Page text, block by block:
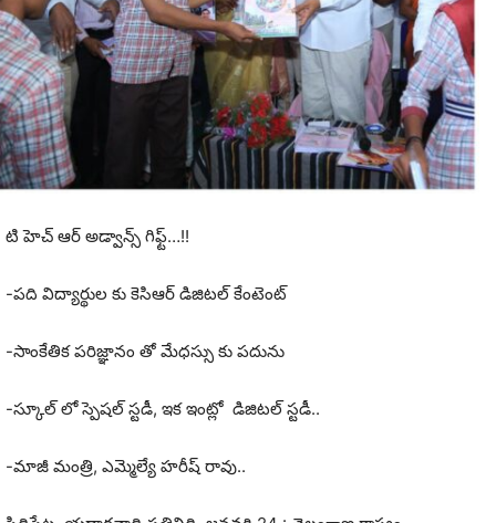
టి హెచ్ ఆర్ అడ్వాన్స్ గిఫ్ట్…!!
-పది విద్యార్థుల కు కెసిఆర్ డిజిటల్ కేంటెంట్
-సాంకేతిక పరిజ్ఞానం తో మేధస్సు కు పదును
-స్కూల్ లో స్పెషల్ స్టడీ, ఇక ఇంట్లో డిజిటల్ స్టడీ..
-మాజీ మంత్రి, ఎమ్మెల్యే హరీష్ రావు..